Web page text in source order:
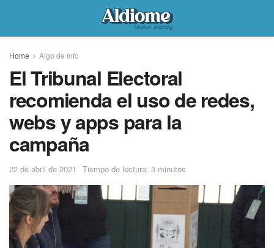
Home Algo de Info
El Tribunal Electoral
recomienda el uso de redes,
webs y apps para la
campaña
22 de abril de 2021 Tiempo de lectura: 3 minutos